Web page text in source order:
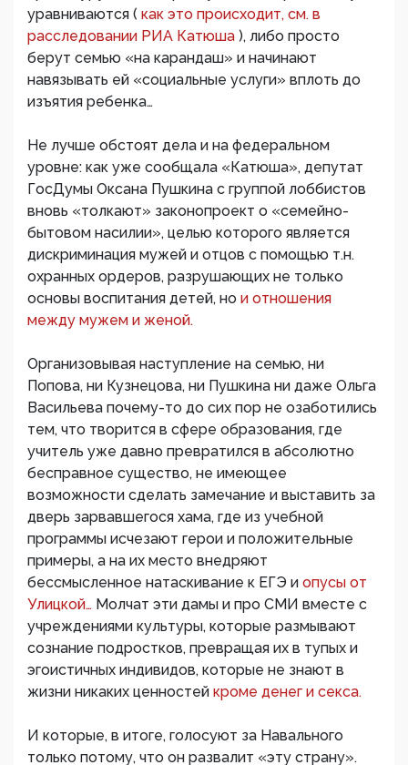
уравниваются ( как это происходит, см. в
расследовании РИА Катюша ), либо просто
берут семью «на карандаш» и начинают
навязывать ей «социальные услуги» вплоть до
изъятия ребенка…
Не лучше обстоят дела и на федеральном
уровне: как уже сообщала «Катюша», депутат
ГосДумы Оксана Пушкина с группой лоббистов
вновь «толкают» законопроект о «семейно-
бытовом насилии», целью которого является
дискриминация мужей и отцов с помощью т.н.
охранных ордеров, разрушающих не только
основы воспитания детей, но и отношения
между мужем и женой.
Организовывая наступление на семью, ни
Попова, ни Кузнецова, ни Пушкина ни даже Ольга
Васильева почему-то до сих пор не озаботились
тем, что творится в сфере образования, где
учитель уже давно превратился в абсолютно
бесправное существо, не имеющее
возможности сделать замечание и выставить за
дверь зарвавшегося хама, где из учебной
программы исчезают герои и положительные
примеры, а на их место внедряют
бессмысленное натаскивание к ЕГЭ и опусы от
Улицкой… Молчат эти дамы и про СМИ вместе с
учреждениями культуры, которые размывают
сознание подростков, превращая их в тупых и
эгоистичных индивидов, которые не знают в
жизни никаких ценностей кроме денег и секса.
И которые, в итоге, голосуют за Навального
только потому, что он развалит «эту страну».